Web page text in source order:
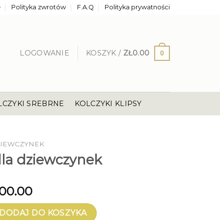
Polityka zwrotów F.A.Q Polityka prywatności
LOGOWANIE KOSZYK / ZŁ0.00 0
SREBRNE KOLCZYKI KLIPSY
dziewczynek
DODAJ DO KOSZYKA